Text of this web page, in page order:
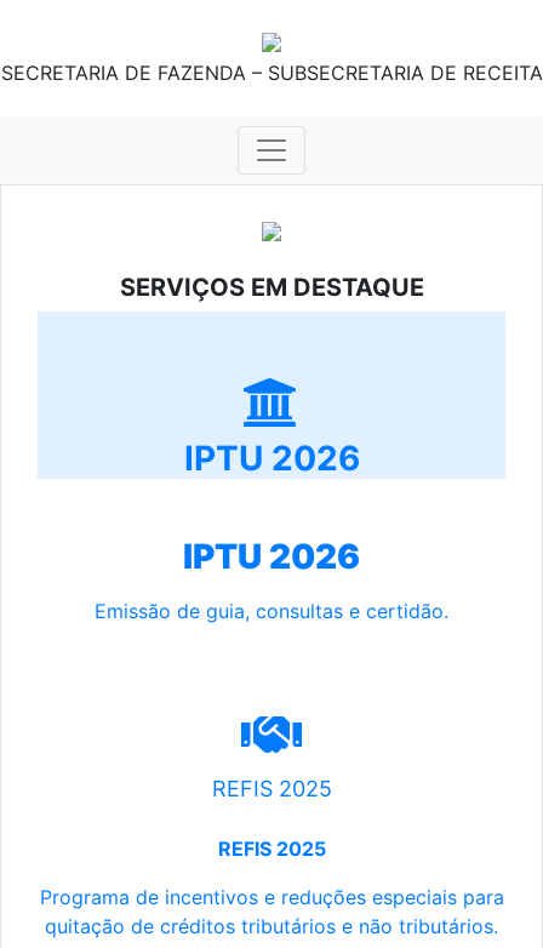
SECRETARIA DE FAZENDA – SUBSECRETARIA DE RECEITA
SERVIÇOS EM DESTAQUE
IPTU 2026
IPTU 2026
Emissão de guia, consultas e certidão.
REFIS 2025
REFIS 2025
Programa de incentivos e reduções especiais para
quitação de créditos tributários e não tributários.